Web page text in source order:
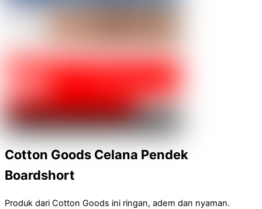
Cotton Goods Celana Pendek
Boardshort
Produk dari Cotton Goods ini ringan, adem dan nyaman.